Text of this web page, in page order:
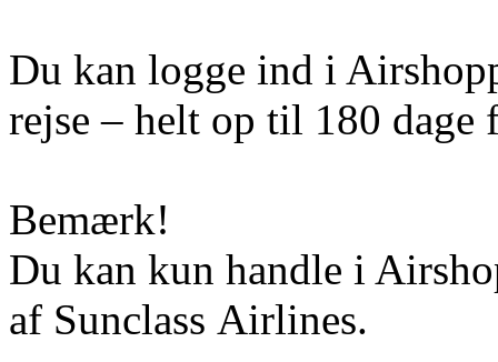
Du kan logge ind i
rejse – helt op til 180 dage
Bemærk!
Du kan kun handle i
af Sunclass Airlines.